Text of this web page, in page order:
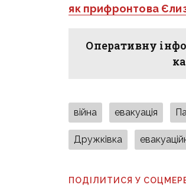
як прифронтова
Оперативну
війна евакуація
Дружківка
ПОДІЛИТИСЯ У